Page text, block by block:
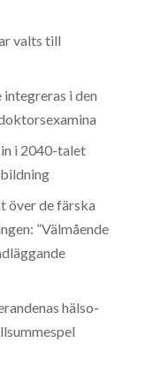
valts till
i den
i 2040-talet
över de färska
”Välmående
hälso-